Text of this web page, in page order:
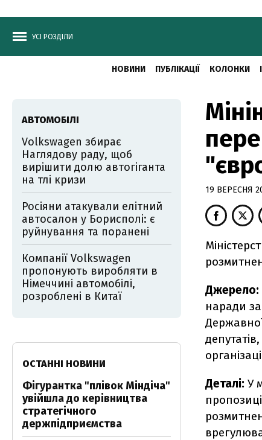
УСІ РОЗДІЛИ
НОВИНИ ПУБЛІКАЦІЇ КОЛОНКИ
19 ВЕРЕСНЯ
Джерело:
наради
Деталі: У
АВТОМОБІЛІ
Volkswagen збирає
Наглядову раду, щоб
вирішити долю автогіганта
на тлі кризи
Росіяни атакували елітний
автосалон у Борисполі: є
руйнування та поранені
Компанії Volkswagen
пропонують виробляти в
Німеччині автомобілі,
розроблені в Китаї
ОСТАННІ НОВИНИ
Фігурантка "плівок Міндіча"
увійшла до керівництва
стратегічного
держпідприємства